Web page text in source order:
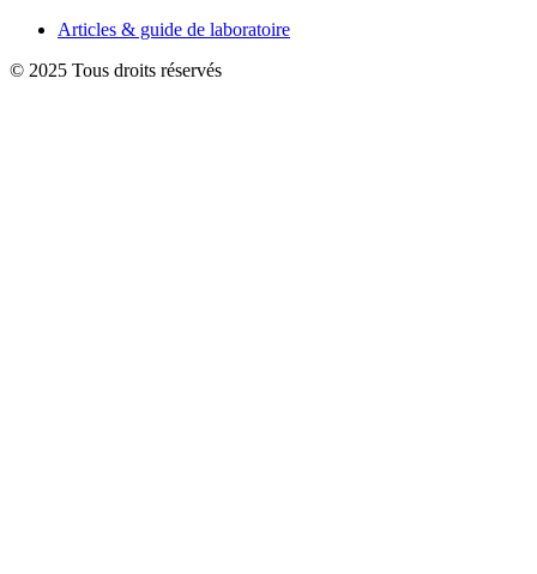
Articles & guide de laboratoire
© 2025 Tous droits réservés